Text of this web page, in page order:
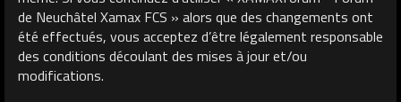
de Neuchâtel Xamax FCS » alors que des changements ont
été effectués, vous acceptez d’être légalement responsable
des conditions découlant des mises à jour et/ou
modifications.